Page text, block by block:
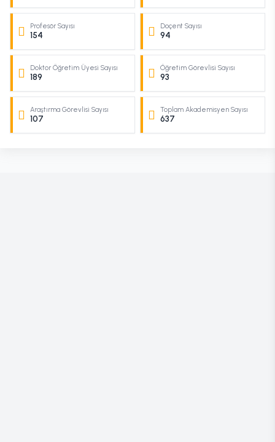
Profesör Sayısı
154
Doçent Sayısı
94
Doktor Öğretim Üyesi Sayısı
189
Öğretim Görevlisi Sayısı
93
Araştırma Görevlisi Sayısı
107
Toplam Akademisyen Sayısı
637